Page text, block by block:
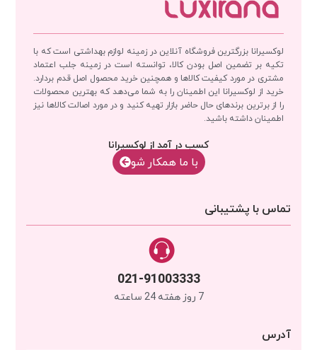
لوکسیرانا بزرگترین فروشگاه آنلاین در زمینه لوازم بهداشتی است که با
تکیه بر تضمین اصل بودن کالا، توانسته است در زمینه جلب اعتماد
مشتری در مورد کیفیت کالاها و همچنین خرید محصول اصل قدم بردارد.
خرید از لوکسیرانا این اطمینان را به شما می‌دهد که بهترین محصولات
را از برترین برندهای حال حاضر بازار تهیه کنید و در مورد اصالت کالاها نیز
اطمینان داشته باشید.
کسب در آمد از لوکسیرانا
با‌‌ ما همکار شو
تماس با پشتیبانی
021-91003333
7 روز هفته 24 ساعته
آدرس